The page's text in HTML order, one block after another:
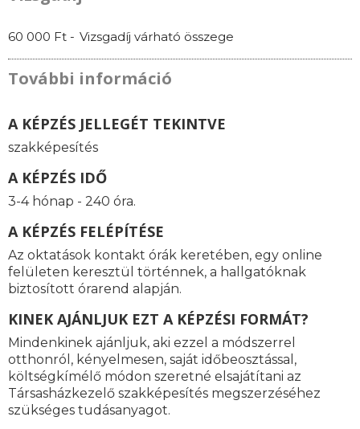
60 000 Ft - Vizsgadíj várható összege
További információ
A KÉPZÉS JELLEGÉT TEKINTVE
szakképesítés
A KÉPZÉS IDŐ
3-4 hónap - 240 óra.
A KÉPZÉS FELÉPÍTÉSE
Az oktatások kontakt órák keretében, egy online
felületen keresztül történnek, a hallgatóknak
biztosított órarend alapján.
KINEK AJÁNLJUK EZT A KÉPZÉSI FORMÁT?
Mindenkinek ajánljuk, aki ezzel a módszerrel
otthonról, kényelmesen, saját időbeosztással,
költségkímélő módon szeretné elsajátítani az
Társasházkezelő szakképesítés megszerzéséhez
szükséges tudásanyagot.